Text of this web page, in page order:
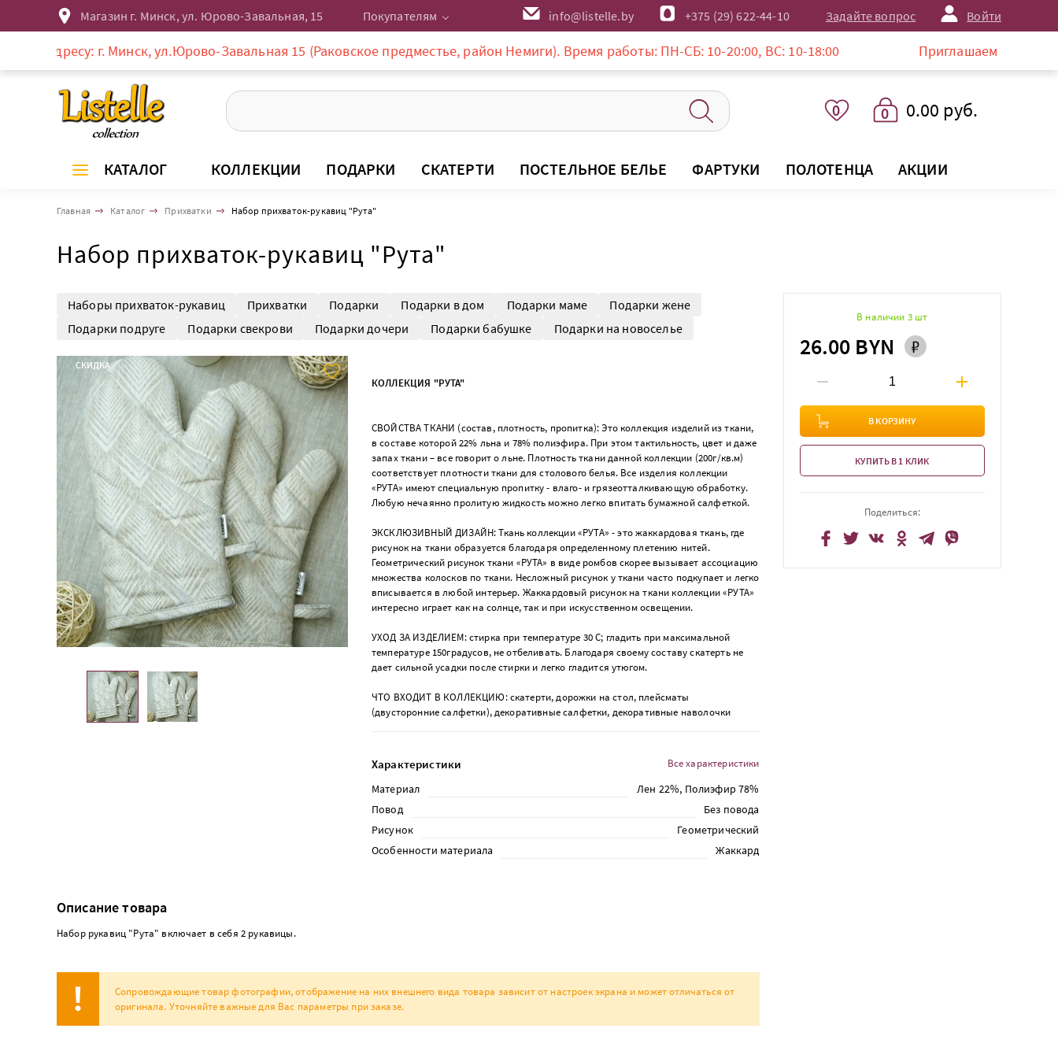
Магазин г. Минск, ул. Юрово-Завальная, 15 Покупателям info@listelle.by +375 (29) 622-44-10 Задайте вопрос Войти
г. Минск, ул.Юрово-Завальная 15 (Раковское предместье, район Немиги). Время работы: ПН-СБ: 10-20:00, ВС: 10-18:00 Приглашаем в магазин
0 0 0.00 руб.
КАТАЛОГ КОЛЛЕКЦИИ ПОДАРКИ СКАТЕРТИ ПОСТЕЛЬНОЕ БЕЛЬЕ ФАРТУКИ ПОЛОТЕНЦА АКЦИИ
Главная Каталог Прихватки Набор прихваток-рукавиц "Рута"
Набор прихваток-рукавиц "Рута"
Наборы прихваток-рукавиц Прихватки Подарки Подарки в дом Подарки маме
Подарки жене
Подарки подруге
Подарки свекрови Подарки дочери Подарки бабушке Подарки на новоселье
СКИДКА
КОЛЛЕКЦИЯ "РУТА"
СВОЙСТВА ТКАНИ (состав, плотность, пропитка): Это коллекция изделий из ткани,
в составе которой 22% льна и 78% полиэфира. При этом тактильность, цвет и даже
запах ткани – все говорит о льне. Плотность ткани данной коллекции (200г/кв.м)
соответствует плотности ткани для столового белья. Все изделия коллекции
«РУТА» имеют специальную пропитку - влаго- и грязеотталкивающую обработку.
Любую нечаянно пролитую жидкость можно легко впитать бумажной салфеткой.
ЭКСКЛЮЗИВНЫЙ ДИЗАЙН: Ткань коллекции «РУТА» - это жаккардовая ткань, где
рисунок на ткани образуется благодаря определенному плетению нитей.
Геометрический рисунок ткани «РУТА» в виде ромбов скорее вызывает ассоциацию
множества колосков по ткани. Несложный рисунок у ткани часто подкупает и легко
вписывается в любой интерьер. Жаккардовый рисунок на ткани коллекции «РУТА»
интересно играет как на солнце, так и при искусственном освещении.
УХОД ЗА ИЗДЕЛИЕМ: стирка при температуре 30 С; гладить при максимальной
температуре 150градусов, не отбеливать. Благодаря своему составу скатерть не
дает сильной усадки после стирки и легко гладится утюгом.
ЧТО ВХОДИТ В КОЛЛЕКЦИЮ: скатерти, дорожки на стол, плейсматы
(двусторонние салфетки), декоративные салфетки, декоративные наволочки
Характеристики
Материал
Лен 22%, Полиэфир 78%
Повод
Без повода
Рисунок
Геометрический
Особенности материала
Жаккард
Все характеристики
Описание товара
Набор рукавиц "Рута" включает в себя 2 рукавицы.
Сопровождающие товар фотографии, отображение на них внешнего вида товара зависит от настроек экрана и может отличаться от
оригинала. Уточняйте важные для Вас параметры при заказе.
В наличии 3 шт
26.00 BYN
В КОРЗИНУ
КУПИТЬ В 1 КЛИК
Поделиться: